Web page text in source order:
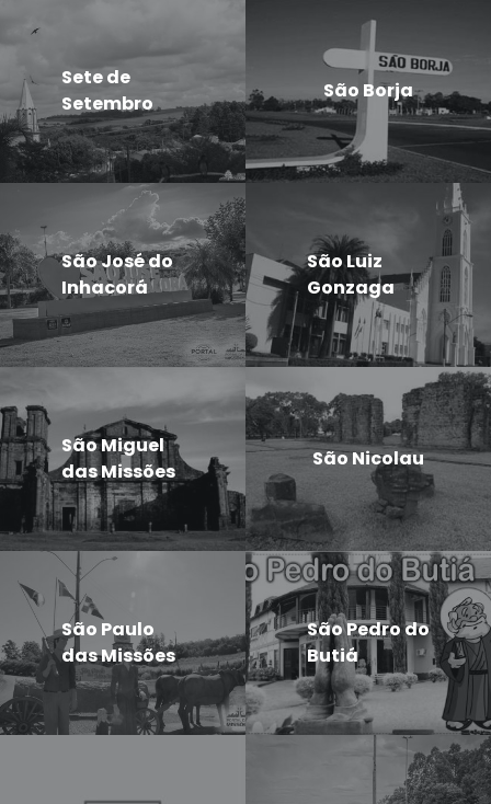
Sete de
Setembro
São Borja
São José do
Inhacorá
São Luiz
Gonzaga
São Miguel
das Missões
São Nicolau
São Paulo
das Missões
São Pedro do
Butiá